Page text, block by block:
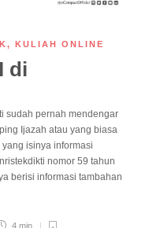
, KULIAH ONLINE
di
sudah pernah mendengar
Ijazah atau yang biasa
isinya informasi
nomor 59 tahun
berisi informasi tambahan
4 min